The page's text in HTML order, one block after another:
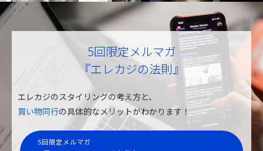
5回限定メルマガ
『エレカジの法則』
エレカジのスタイリングの考え方と、
買い物同行の具体的なメリットがわかります！
5回限定メルマガ